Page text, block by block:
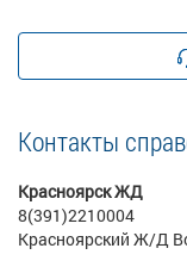
Контакты
Красноярск ЖД
8(391)2210004
Красноярский Ж/Д